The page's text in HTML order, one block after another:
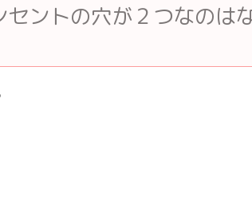
ントの穴が２つなのは